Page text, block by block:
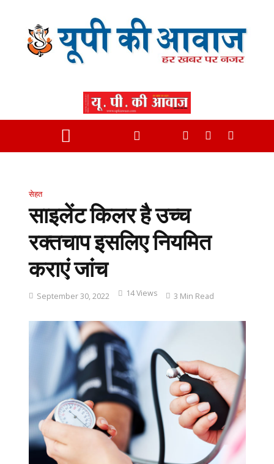
सेहत
साइलेंट किलर है उच्च
रक्तचाप इसलिए नियमित
कराएं जांच
September 30, 2022 14 Views 3 Min Read